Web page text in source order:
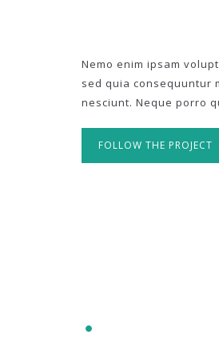
Nemo enim ipsam
sed quia consequuntur
nesciunt. Neque porro
FOLLOW THE PROJECT